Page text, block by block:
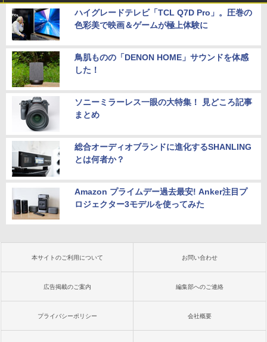
ハイグレードテレビ「TCL Q7D Pro」。圧巻の
色彩美で映画＆ゲームが極上体験に
鳥肌ものの「DENON HOME」サウンドを体感
した！
ソニーミラーレス一眼の大特集！ 見どころ記事
まとめ
総合オーディオブランドに進化するSHANLING
とは何者か？
Amazon プライムデー過去最安! Anker注目プ
ロジェクター3モデルを使ってみた
本サイトのご利用について お問い合わせ
広告掲載のご案内 編集部へのご連絡
プライバシーポリシー 会社概要